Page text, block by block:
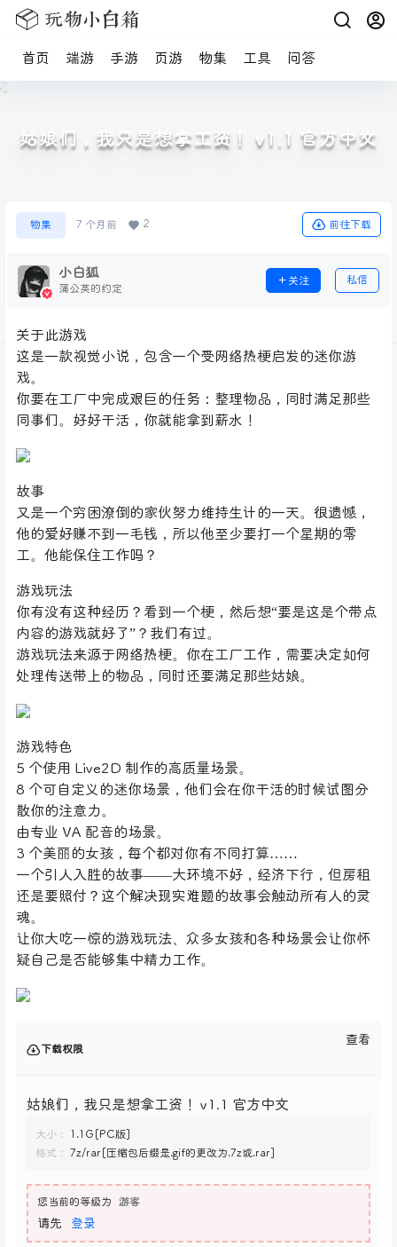
首页 端游 手游 页游 物集 工具 问答
姑娘们，我只是想拿工资！ v1.1 官方中文
物集 7 个月前 2 前往下载
小白狐
蒲公英的约定
关注 私信
关于此游戏
这是一款视觉小说，包含一个受网络热梗启发的迷你游
戏。
你要在工厂中完成艰巨的任务：整理物品，同时满足那些
同事们。好好干活，你就能拿到薪水！
故事
又是一个穷困潦倒的家伙努力维持生计的一天。很遗憾，
他的爱好赚不到一毛钱，所以他至少要打一个星期的零
工。他能保住工作吗？
游戏玩法
你有没有这种经历？看到一个梗，然后想“要是这是个带点
内容的游戏就好了”？我们有过。
游戏玩法来源于网络热梗。你在工厂工作，需要决定如何
处理传送带上的物品，同时还要满足那些姑娘。
游戏特色
5 个使用 Live2D 制作的高质量场景。
8 个可自定义的迷你场景，他们会在你干活的时候试图分
散你的注意力。
由专业 VA 配音的场景。
3 个美丽的女孩，每个都对你有不同打算……
一个引人入胜的故事——大环境不好，经济下行，但房租
还是要照付？这个解决现实难题的故事会触动所有人的灵
魂。
让你大吃一惊的游戏玩法、众多女孩和各种场景会让你怀
疑自己是否能够集中精力工作。
下载权限
查看
姑娘们，我只是想拿工资！ v1.1 官方中文
大小：
1.1G[PC版]
格式：
7z/rar[压缩包后缀是.gif的更改为.7z或.rar]
您当前的等级为 游客
请先 登录